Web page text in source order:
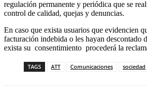
regulación permanente y periódica que se
control de calidad, quejas y denuncias.
En caso que exista usuarios que evidencien
facturación indebida o les hayan descontado
exista su consentimiento procederá la
TAGS ATT Comunicaciones sociedad